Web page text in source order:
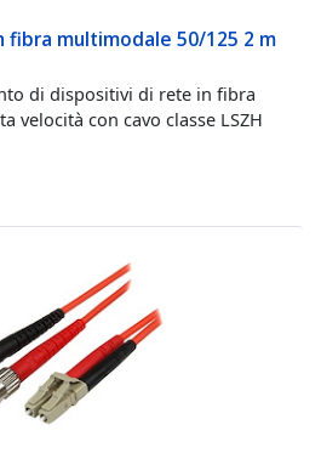
fibra multimodale 50/125 2 m
di dispositivi di rete in fibra
velocità con cavo classe LSZH